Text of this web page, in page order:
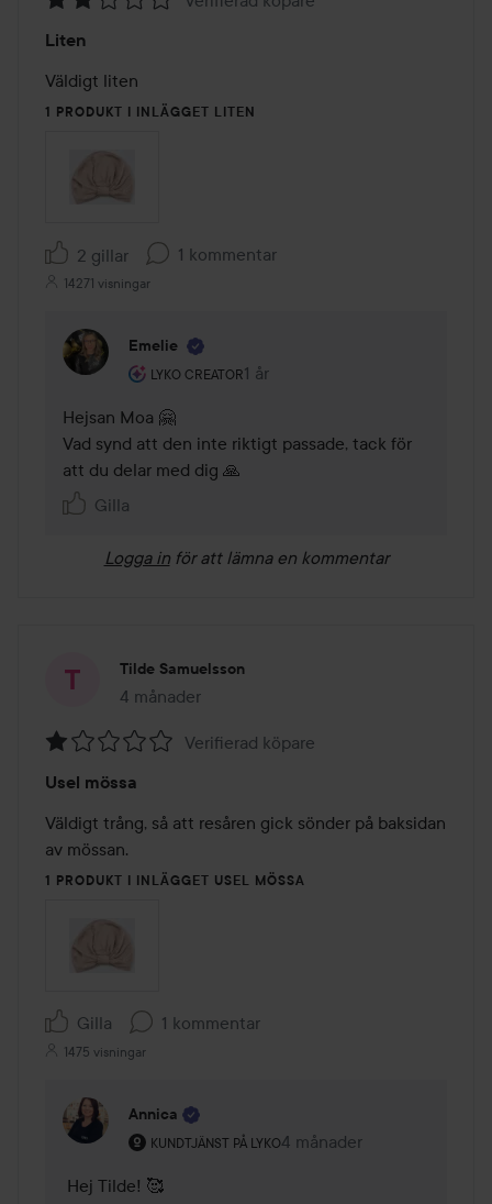
2
av
5
Liten
Väldigt liten
1 PRODUKT I INLÄGGET LITEN
2 gillar 1 kommentar
14271 visningar
Emelie
LYKO CREATOR
Användarens roll: Lyko Creator.
1 år
Kommentaren lades 1 år
Hejsan Moa 🤗
Vad synd att den inte riktigt passade, tack för
att du delar med dig 🙏
Gilla
Logga in för att lämna en kommentar
Tilde Samuelsson
4 månader
Inlägget skapades 4 månader
1
av
5
Verifierad köpare
Usel mössa
Väldigt trång, så att resåren gick sönder på baksidan
av mössan.
1 PRODUKT I INLÄGGET USEL MÖSSA
Gilla 1 kommentar
1475 visningar
Annica
KUNDTJÄNST PÅ LYKO
Användarens roll: Kundtjänst på Lyko.
4 månader
Kommentaren lades 4